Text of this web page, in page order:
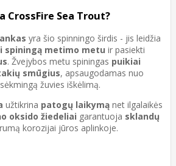
CrossFire Sea Trout?
yra šio spinningo širdis - jis leidžia
spiningą metimo metu ir pasiekti
. Žvejybos metu spiningas puikiai
smūgius, apsaugodamas nuo
žuvies iškėlimą.
užtikrina patogų laikymą net ilgalaikės
oksido žiedeliai garantuoja sklandų
korozijai jūros aplinkoje.